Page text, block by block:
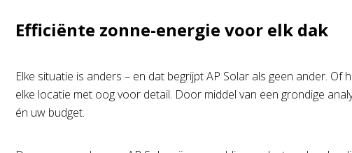
Efficiënte zonne-energie voor elk dak
Elke situatie is anders – en dat begrijpt AP Solar als geen ander.
elke locatie met oog voor detail. Door middel van een grondige
én uw budget.